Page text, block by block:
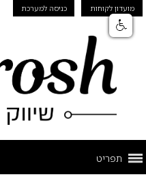
מועדון לקוחות כניסה למערכת
תפריט